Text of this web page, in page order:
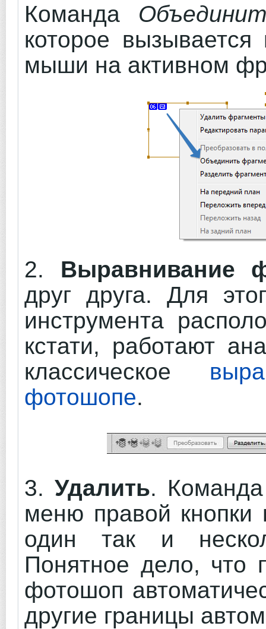
Команда
которое
мыши на активном
2. Выравнивание
друг друга. Для
инструмента
кстати, работают
классическое
фотошопе.
3. Удалить.
меню правой
один так и
Понятное дело, что
фотошоп
другие границы